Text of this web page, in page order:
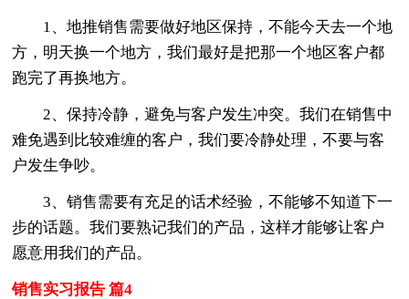
1、地推销售需要做好地区保持，不能今天去一个地
方，明天换一个地方，我们最好是把那一个地区客户都
跑完了再换地方。
2、保持冷静，避免与客户发生冲突。我们在销售中
难免遇到比较难缠的客户，我们要冷静处理，不要与客
户发生争吵。
3、销售需要有充足的话术经验，不能够不知道下一
步的话题。我们要熟记我们的产品，这样才能够让客户
愿意用我们的产品。
销售实习报告 篇4